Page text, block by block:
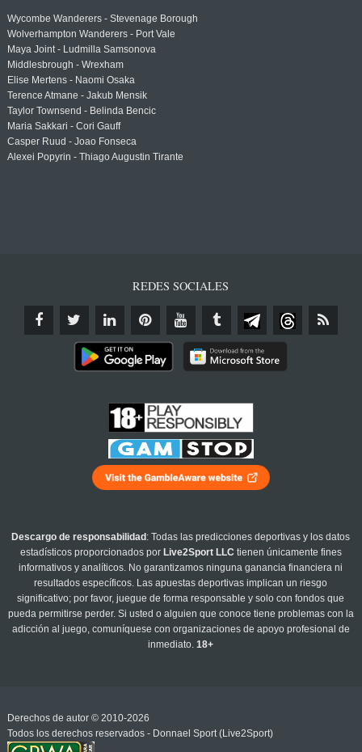
Wycombe Wanderers - Stevenage Borough
Wolverhampton Wanderers - Port Vale
Maya Joint - Ludmilla Samsonova
Middlesbrough - Wrexham
Elise Mertens - Naomi Osaka
Terence Atmane - Jakub Mensik
Taylor Townsend - Belinda Bencic
Maria Sakkari - Cori Gauff
Casper Ruud - Joao Fonseca
Alexei Popyrin - Thiago Augustin Tirante
REDES SOCIALES
Descargo de responsabilidad : Todas las predicciones deportivas y los datos
estadísticos proporcionados por Live2Sport LLC tienen únicamente fines
informativos y analíticos. No garantizamos ninguna ganancia financiera ni
resultados específicos. Las apuestas deportivas implican un riesgo
significativo; por favor, juegue de forma responsable y solo con fondos que
pueda permitirse perder. Si usted o alguien que conoce tiene problemas con la
adicción al juego, comuníquese con organizaciones de apoyo profesional de
inmediato.18+
Derechos de autor © 2010-2026
Todos los derechos reservados - Donnael Sport (Live2Sport)